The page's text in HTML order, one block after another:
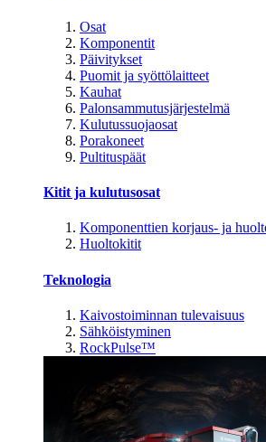
Osat
Komponentit
Päivitykset
Puomit ja syöttölaitteet
Kauhat
Palonsammutusjärjestelmä
Kulutussuojaosat
Porakoneet
Pultituspäät
Kitit ja kulutusosat
Komponenttien korjaus- ja
Huoltokitit
Teknologia
Kaivostoiminnan tulevaisuus
Sähköistyminen
RockPulse™